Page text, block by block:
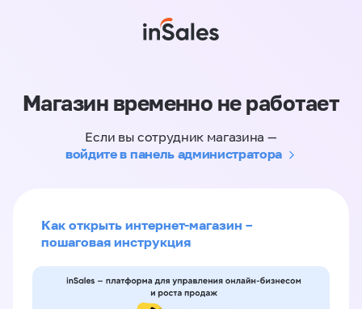
Магазин временно не работает
Если вы сотрудник магазина —
войдите в панель администратора
Как открыть интернет-магазин –
пошаговая инструкция